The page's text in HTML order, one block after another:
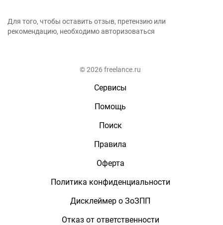
Для того, чтобы оставить отзыв, претензию или
рекомендацию, необходимо авторизоваться
© 2026 freelance.ru
Сервисы
Помощь
Поиск
Правила
Оферта
Политика конфиденциальности
Дисклеймер о ЗоЗПП
Отказ от ответственности